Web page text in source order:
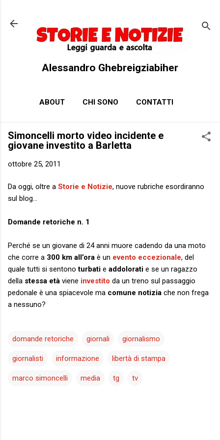
Alessandro Ghebreigziabiher
ABOUT CHI SONO CONTATTI
Simoncelli morto video incidente e
giovane investito a Barletta
ottobre 25, 2011
Da oggi, oltre a Storie e Notizie, nuove rubriche esordiranno
sul blog…
Domande retoriche n. 1
Perché se un giovane di 24 anni muore cadendo da una moto
che corre a 300 km all’ora è un evento eccezionale, del
quale tutti si sentonoturbati e addolorati e se un ragazzo
della stessa età viene investito da un treno sul passaggio
pedonale è una spiacevole ma comune notizia che non frega
a nessuno?
domande retoriche giornali giornalismo
giornalisti informazione libertà di stampa
marco simoncelli media tg tv